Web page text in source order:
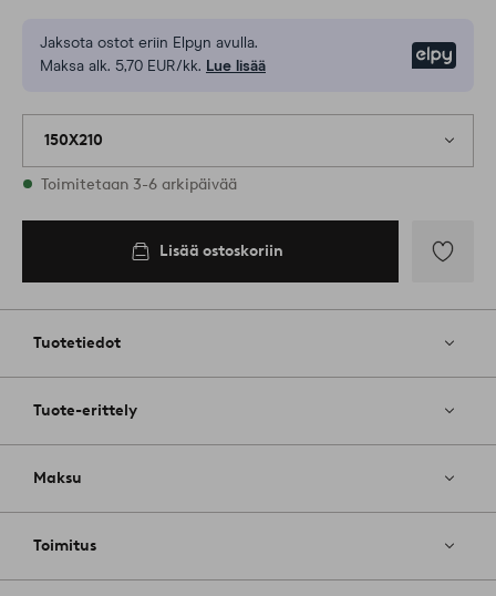
Jaksota ostot eriin Elpyn avulla.
Maksa alk. 5,70 EUR/kk. Lue lisää
150X210
Varastossa
Toimitetaan 3-6 arkipäivää
Lisää ostoskoriin
Tuotetiedot
Tuote-erittely
Maksu
Toimitus